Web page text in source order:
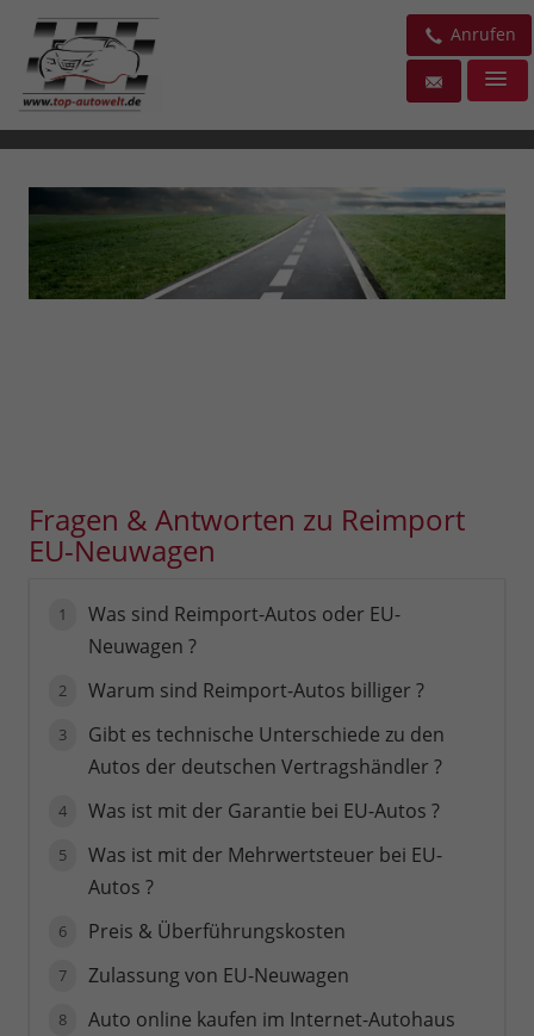
Anrufen
Fragen & Antworten zu Reimport
EU-Neuwagen
Was sind Reimport-Autos oder EU-
Neuwagen ?
Warum sind Reimport-Autos billiger ?
Gibt es technische Unterschiede zu den
Autos der deutschen Vertragshändler ?
Was ist mit der Garantie bei EU-Autos ?
Was ist mit der Mehrwertsteuer bei EU-
Autos ?
Preis & Überführungskosten
Zulassung von EU-Neuwagen
Auto online kaufen im Internet-Autohaus